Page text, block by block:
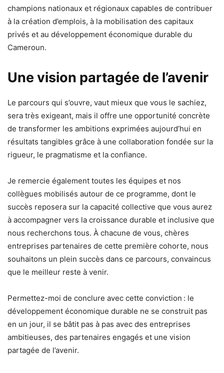
champions nationaux et régionaux capables de contribuer
à la création d’emplois, à la mobilisation des capitaux
privés et au développement économique durable du
Cameroun.
Une vision partagée de l’avenir
Le parcours qui s’ouvre, vaut mieux que vous le sachiez,
sera très exigeant, mais il offre une opportunité concrète
de transformer les ambitions exprimées aujourd’hui en
résultats tangibles grâce à une collaboration fondée sur la
rigueur, le pragmatisme et la confiance.
Je remercie également toutes les équipes et nos
collègues mobilisés autour de ce programme, dont le
succès reposera sur la capacité collective que vous aurez
à accompagner vers la croissance durable et inclusive que
nous recherchons tous. À chacune de vous, chères
entreprises partenaires de cette première cohorte, nous
souhaitons un plein succès dans ce parcours, convaincus
que le meilleur reste à venir.
Permettez-moi de conclure avec cette conviction : le
développement économique durable ne se construit pas
en un jour, il se bâtit pas à pas avec des entreprises
ambitieuses, des partenaires engagés et une vision
partagée de l’avenir.